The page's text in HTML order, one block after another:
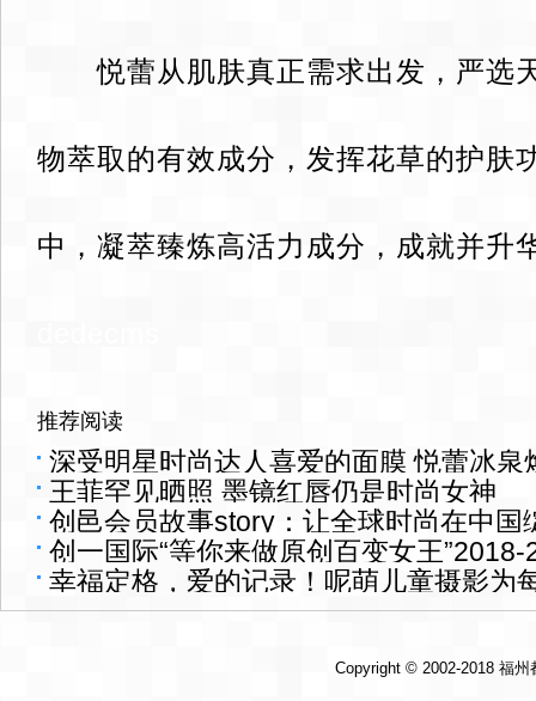
悦蕾从肌肤真正需求出发，严选
物萃取的有效成分，发挥花草的护肤
中，凝萃臻炼高活力成分，成就并升
推荐阅读
深受明星时尚达人喜爱的面膜 悦蕾冰泉
王菲罕见晒照 墨镜红唇仍是时尚女神
创邑会员故事story：让全球时尚在中国
创一国际“等你来做原创百变女王”2018-
幸福定格，爱的记录！呢萌儿童摄影为
Copyright © 2002-2018 福州